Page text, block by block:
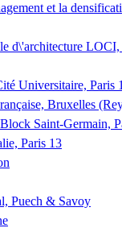
et la
d\'architecture
Universitaire, Paris
Bruxelles
Saint-Germain,
Paris 13
Puech & Savoy